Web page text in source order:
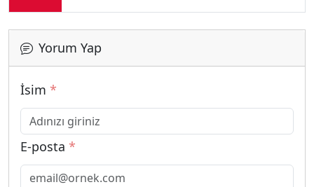
Yorum Yap
İsim *
E-posta *